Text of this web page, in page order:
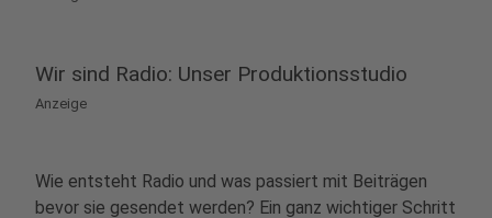
Wir sind Radio: Unser Produktionsstudio
Anzeige
Wie entsteht Radio und was passiert mit Beiträgen
bevor sie gesendet werden? Ein ganz wichtiger Schritt